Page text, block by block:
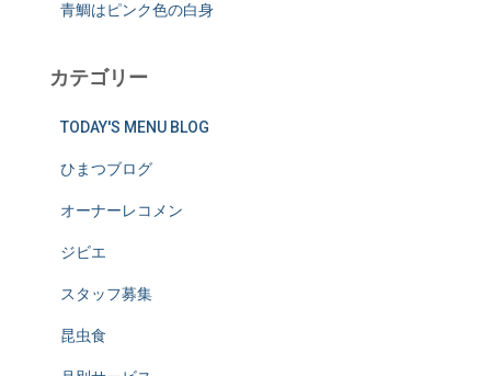
青鯛はピンク色の白身
カテゴリー
TODAY'S MENU BLOG
ひまつブログ
オーナーレコメン
ジビエ
スタッフ募集
昆虫食